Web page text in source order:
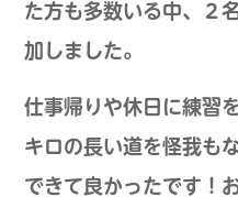
た方も多数いる中、２
加しました。
仕事帰りや休日に練習
キロの長い道を怪我も
できて良かったです！